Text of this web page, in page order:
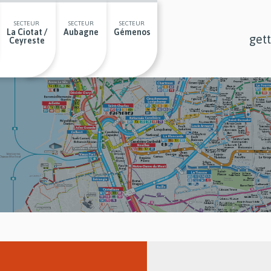
SECTEUR
La Ciotat /
Ceyreste
SECTEUR
Aubagne
SECTEUR
Gémenos